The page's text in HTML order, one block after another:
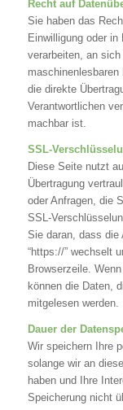
Recht auf
Sie haben das
Einwilligung oder
verarbeiten, an
die direkte
Verantwortlichen
machbar ist.
SSL-
Diese Seite nutzt
Übertragung
oder Anfragen, die
SSL-
Sie daran, dass die
“https://” wechselt
Browserzeile.
können die Daten,
mitgelesen werden.
Dauer der
Wir speichern Ihre
solange wir an
haben und Ihre
Speicherung nicht